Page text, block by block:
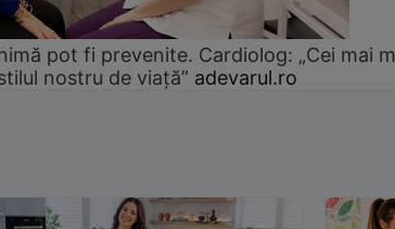
pot fi prevenite. Cardiolog: „Cei mai
nostru de viață” adevarul.ro